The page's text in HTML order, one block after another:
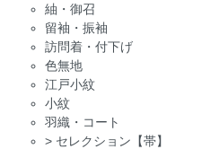
紬・御召
留袖・振袖
訪問着・付下げ
色無地
江戸小紋
小紋
羽織・コート
> セレクション【帯】